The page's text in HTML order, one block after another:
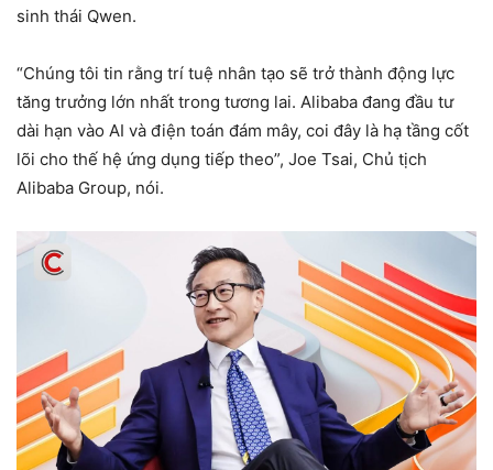
sinh thái Qwen.
“Chúng tôi tin rằng trí tuệ nhân tạo sẽ trở thành động lực
tăng trưởng lớn nhất trong tương lai. Alibaba đang đầu tư
dài hạn vào AI và điện toán đám mây, coi đây là hạ tầng cốt
lõi cho thế hệ ứng dụng tiếp theo”, Joe Tsai, Chủ tịch
Alibaba Group, nói.